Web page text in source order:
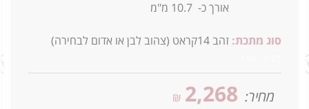
אורך כ- 10.7 מ"מ
סוג מתכת: זהב 14קראט (צהוב לבן או אדום לבחירה)
מחיר: 2,268
₪